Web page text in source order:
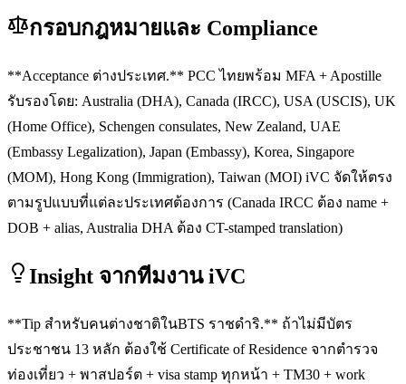
กรอบกฎหมายและ Compliance
**Acceptance ต่างประเทศ.** PCC ไทยพร้อม MFA + Apostille
รับรองโดย: Australia (DHA), Canada (IRCC), USA (USCIS), UK
(Home Office), Schengen consulates, New Zealand, UAE
(Embassy Legalization), Japan (Embassy), Korea, Singapore
(MOM), Hong Kong (Immigration), Taiwan (MOI) iVC จัดให้ตรง
ตามรูปแบบที่แต่ละประเทศต้องการ (Canada IRCC ต้อง name +
DOB + alias, Australia DHA ต้อง CT-stamped translation)
Insight จากทีมงาน iVC
**Tip สำหรับคนต่างชาติในBTS ราชดำริ.** ถ้าไม่มีบัตร
ประชาชน 13 หลัก ต้องใช้ Certificate of Residence จากตำรวจ
ท่องเที่ยว + พาสปอร์ต + visa stamp ทุกหน้า + TM30 + work